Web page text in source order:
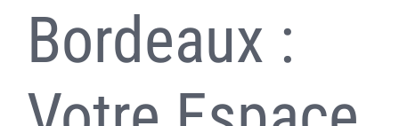
Massages
Bordeaux :